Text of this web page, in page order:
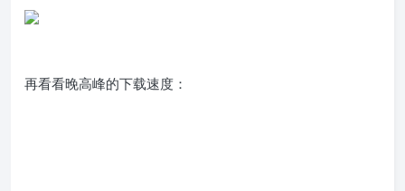
再看看晚高峰的下载速度：